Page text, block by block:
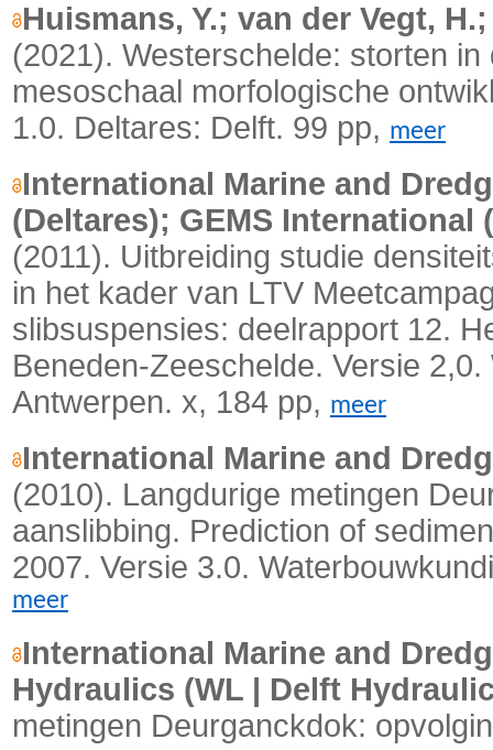
Huismans, Y.; van der Vegt,
(2021). Westerschelde: storten
mesoschaal morfologische
1.0. Deltares: Delft. 99 pp, meer
International Marine and
(Deltares); GEMS International
(2011). Uitbreiding studie
in het kader van LTV
slibsuspensies: deelrapport 12.
Beneden-Zeeschelde. Versie
Antwerpen. x, 184 pp, meer
International Marine and
(2010). Langdurige metingen
aanslibbing. Prediction of
2007. Versie 3.0.
meer
International Marine and
Hydraulics (WL | Delft
metingen Deurganckdok: